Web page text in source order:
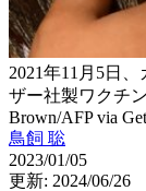
2021年11月5日
ザー社製ワクチ
Brown/AFP via
鳥飼 聡
2023/01/05
更新: 2024/06/26